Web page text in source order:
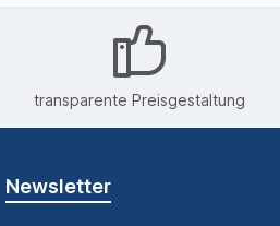
transparente Preisgestaltung
Newsletter